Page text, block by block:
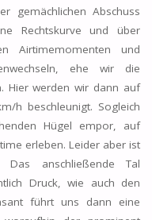
gemächlichen Abschuss
Rechtskurve und über
Airtimemomenten und
ehe wir die
Hier werden wir dann auf
h beschleunigt. Sogleich
Hügel empor, auf
erleben. Leider aber ist
anschließende Tal
Druck, wie auch den
führt uns dann eine